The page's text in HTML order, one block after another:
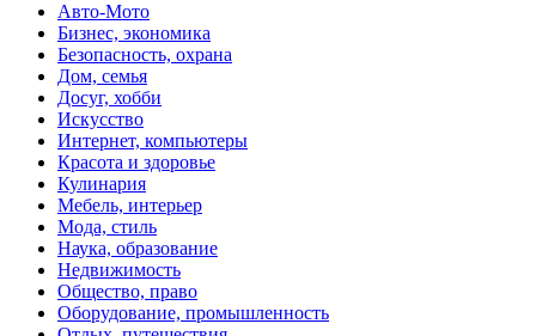
Авто-Мото
Бизнес, экономика
Безопасность, охрана
Дом, семья
Досуг, хобби
Искусство
Интернет, компьютеры
Красота и здоровье
Кулинария
Мебель, интерьер
Мода, стиль
Наука, образование
Недвижимость
Общество, право
Оборудование, промышленность